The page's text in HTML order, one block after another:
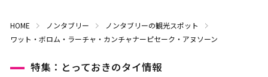
HOME ノンタブリー
ノンタブリーの観光スポット
ワット・ボロム・ラーチャ・カンチャナーピセーク・アヌソーン
特集：とっておきのタイ情報